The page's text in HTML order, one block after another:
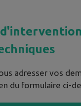
adresser vos
du formulaire ci-